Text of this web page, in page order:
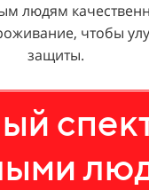
людям
чтобы
защиты.